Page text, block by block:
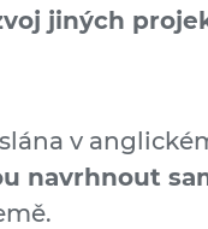
jiných
v
navrhnout